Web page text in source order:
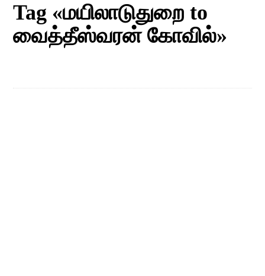
Tag «மயிலாடுதுறை to
வைத்தீஸ்வரன் கோவில்»